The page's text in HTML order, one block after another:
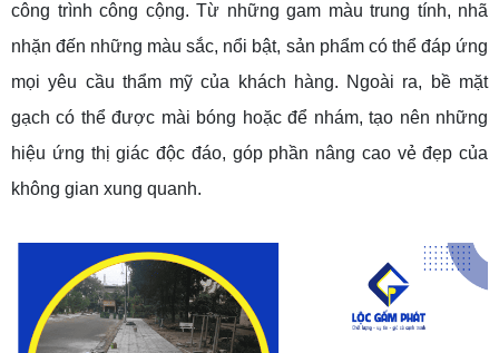
công trình công cộng. Từ những gam màu trung tính, nhã
nhặn đến những màu sắc, nổi bật, sản phẩm có thể đáp ứng
mọi yêu cầu thẩm mỹ của khách hàng. Ngoài ra, bề mặt
gạch có thể được mài bóng hoặc để nhám, tạo nên những
hiệu ứng thị giác độc đáo, góp phần nâng cao vẻ đẹp của
không gian xung quanh.